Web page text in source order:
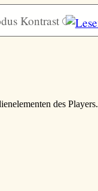
Kontrast
des Players.